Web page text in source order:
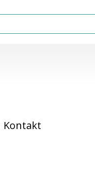
Kontakt